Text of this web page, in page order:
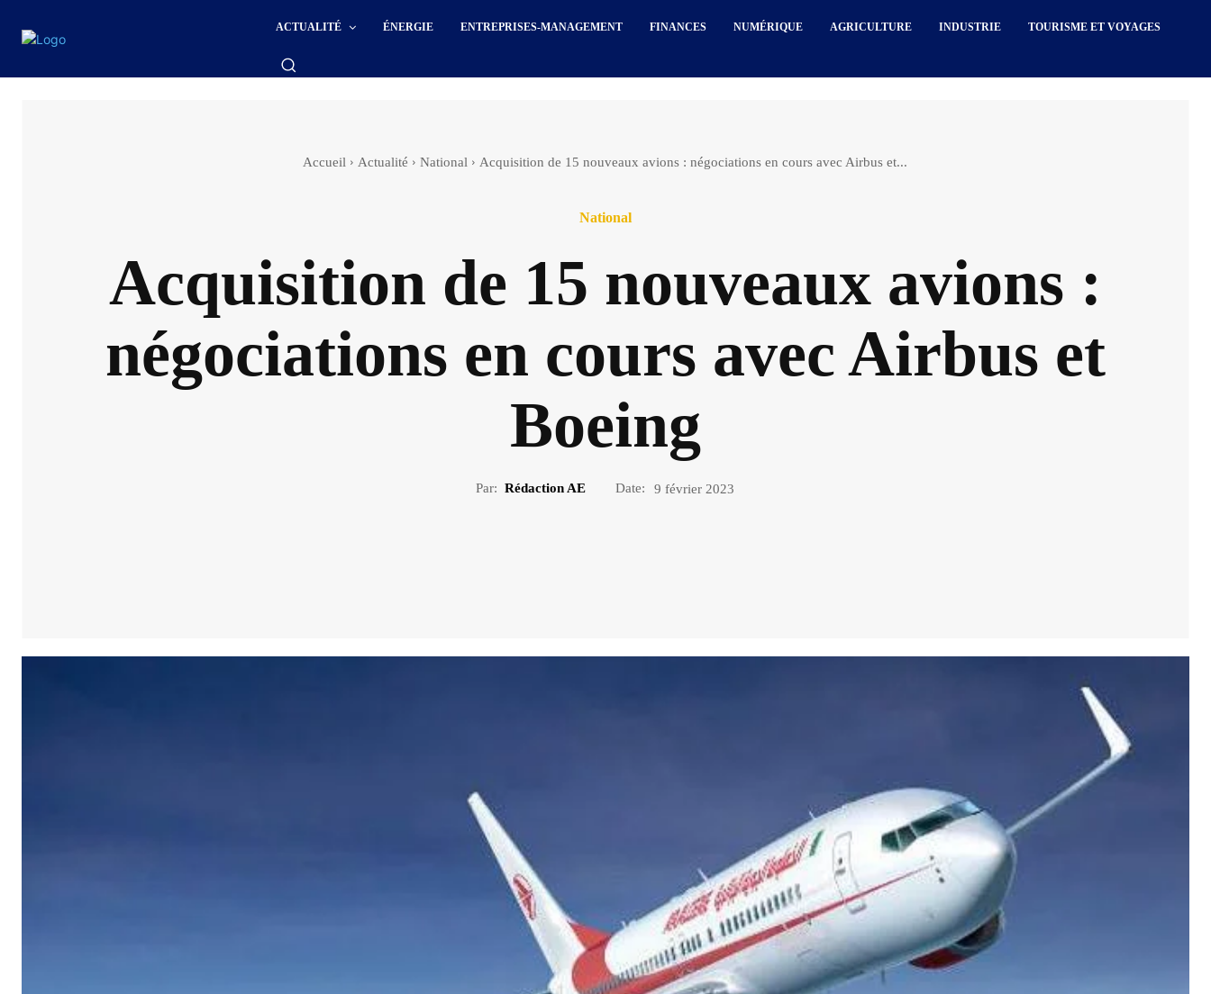
ACTUALITÉ ÉNERGIE ENTREPRISES-MANAGEMENT FINANCES NUMÉRIQUE AGRICULTURE INDUSTRIE TOURISME ET VOYAGES
Accueil Actualité National Acquisition de 15 nouveaux avions : négociations en cours avec Airbus et...
National
Acquisition de 15 nouveaux avions :
négociations en cours avec Airbus et
Boeing
Par: Rédaction AE Date: 9 février 2023